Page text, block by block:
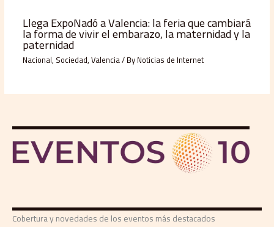
Llega ExpoNadó a Valencia: la feria que cambiará
la forma de vivir el embarazo, la maternidad y la
paternidad
Nacional, Sociedad,Valencia/ ByNoticias de Internet
Cobertura y novedades de los eventos más destacados